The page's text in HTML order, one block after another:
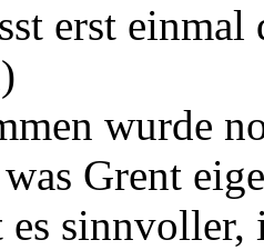
erst
wurde
was Grent
es